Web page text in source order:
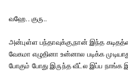
வஹே.. குரு..
அன்புள்ள பந்தாவுக்கு,நான் இந்த
வேகமா எழுதினா உன்னால படிக்க
போகும் போது இருந்த வீட்ல இப்ப நாங்க